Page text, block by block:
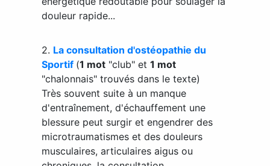
douleur rapide...
2. La consultation d'ostéopathie du
Sportif (1 mot "club" et 1 mot
"chalonnais" trouvés dans le texte)
Très souvent suite à un manque
d'entraînement, d'échauffement une
blessure peut surgir et engendrer des
microtraumatismes et des douleurs
musculaires, articulaires aigus ou